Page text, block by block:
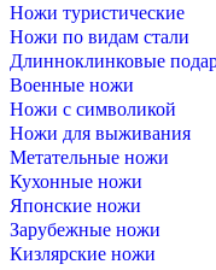
Ножи туристические
Ножи по видам стали
Длинноклинковые
Военные ножи
Ножи с символикой
Ножи для выживания
Метательные ножи
Кухонные ножи
Японские ножи
Зарубежные ножи
Кизлярские ножи